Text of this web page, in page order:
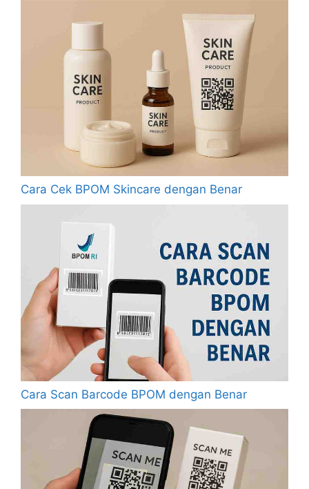
Cara Cek BPOM Skincare dengan Benar
Cara Scan Barcode BPOM dengan Benar